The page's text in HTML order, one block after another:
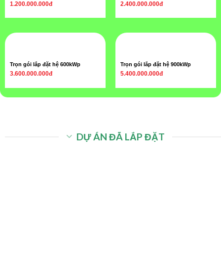
1.200.000.000đ
2.400.000.000đ
Trọn gói lắp đặt hệ 600kWp
3.600.000.000đ
Trọn gói lắp đặt hệ 900kWp
5.400.000.000đ
DỰ ÁN ĐÃ LẮP ĐẶT